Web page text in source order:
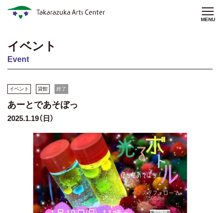
MENU
イベント
Event
イベント 貸館 終了
あーとであそぼっ
2025.1.19（日）